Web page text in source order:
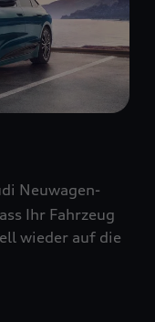
Neuwagen-
Ihr Fahrzeug
wieder auf die